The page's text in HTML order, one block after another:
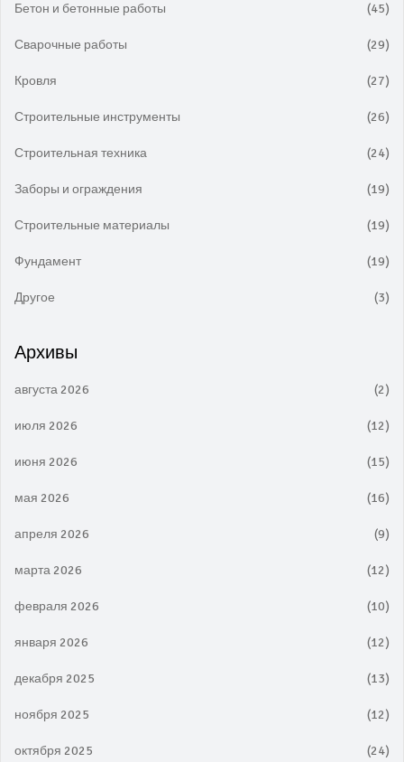
Бетон и бетонные работы (45)
Сварочные работы (29)
Кровля (27)
Строительные инструменты (26)
Строительная техника (24)
Заборы и ограждения (19)
Строительные материалы (19)
Фундамент (19)
Другое (3)
Архивы
августа 2026 (2)
июля 2026 (12)
июня 2026 (15)
мая 2026 (16)
апреля 2026 (9)
марта 2026 (12)
февраля 2026 (10)
января 2026 (12)
декабря 2025 (13)
ноября 2025 (12)
октября 2025 (24)